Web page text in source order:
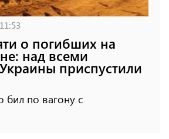
о погибших на
над всеми
приспустили
бил по вагону с